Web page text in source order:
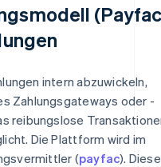
intern abzuwickeln,
Zahlungsgateways oder -
reibungslose
Die Plattform wird im
(payfac).